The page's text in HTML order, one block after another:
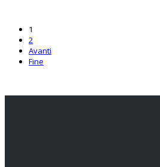
1
2
Avanti
Fine